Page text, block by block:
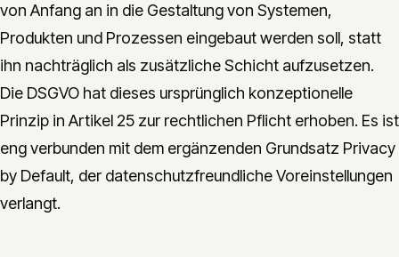
CONTACT
info@innopulse.io +41 79 508 28 06
Gotthardstrasse 30, 6300 Zug
von Anfang an in die Gestaltung von Systemen,
Produkten und Prozessen eingebaut werden soll, statt
ihn nachträglich als zusätzliche Schicht aufzusetzen.
Die DSGVO hat dieses ursprünglich konzeptionelle
Prinzip in Artikel 25 zur rechtlichen Pflicht erhoben. Es ist
eng verbunden mit dem ergänzenden Grundsatz Privacy
by Default, der datenschutzfreundliche Voreinstellungen
verlangt.